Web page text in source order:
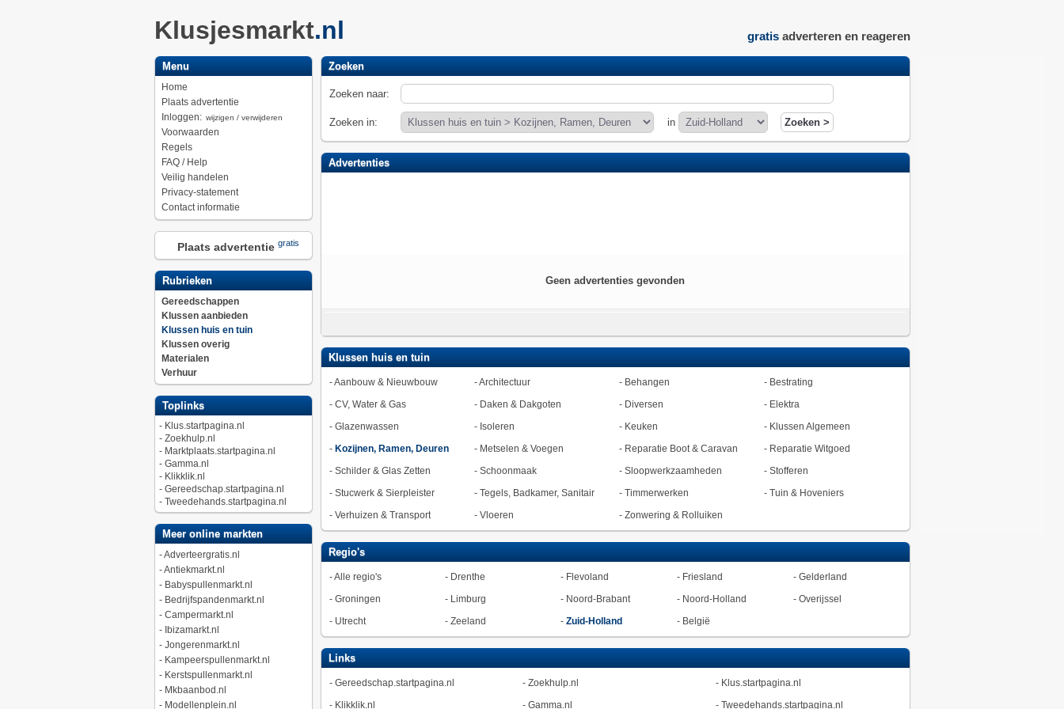
Klusjesmarkt.nl gratisadverteren en reageren
Menu
Home
Plaats advertentie
Inloggen: wijzigen / verwijderen
Voorwaarden
Regels
FAQ / Help
Veilig handelen
Privacy-statement
Contact informatie
Plaats advertentie gratis
Rubrieken
Gereedschappen
Klussen aanbieden
Klussen huis en tuin
Klussen overig
Materialen
Verhuur
Toplinks
- Klus.startpagina.nl
- Zoekhulp.nl
- Marktplaats.startpagina.nl
- Gamma.nl
- Klikklik.nl
- Gereedschap.startpagina.nl
- Tweedehands.startpagina.nl
Meer online markten
-Adverteergratis.nl
-Antiekmarkt.nl
- Babyspullenmarkt.nl
- Bedrijfspandenmarkt.nl
- Campermarkt.nl
- Ibizamarkt.nl
- Jongerenmarkt.nl
- Kampeerspullenmarkt.nl
- Kerstspullenmarkt.nl
- Mkbaanbod.nl
- Modellenplein.nl
Zoeken
Zoeken naar:
Zoeken in: in
Advertenties
Geen advertenties gevonden
Klussen huis en tuin
-Aanbouw & Nieuwbouw -Architectuur - Behangen - Bestrating
- CV, Water & Gas - Daken & Dakgoten - Diversen - Elektra
- Glazenwassen - Isoleren - Keuken - Klussen Algemeen
- Kozijnen, Ramen, Deuren - Metselen & Voegen - Reparatie Boot & Caravan - Reparatie Witgoed
- Schilder & Glas Zetten - Schoonmaak - Sloopwerkzaamheden - Stofferen
- Stucwerk & Sierpleister - Tegels, Badkamer, Sanitair - Timmerwerken - Tuin & Hoveniers
- Verhuizen & Transport - Vloeren - Zonwering & Rolluiken
Regio's
-Alle regio's - Drenthe - Flevoland - Friesland - Gelderland
- Groningen - Limburg - Noord-Brabant - Noord-Holland - Overijssel
- Utrecht - Zeeland - Zuid-Holland - België
Links
- Gereedschap.startpagina.nl - Zoekhulp.nl - Klus.startpagina.nl
- Klikklik.nl - Gamma.nl - Tweedehands.startpagina.nl